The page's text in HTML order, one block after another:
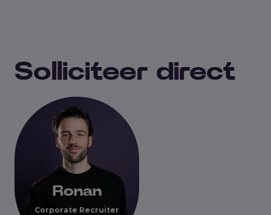
Solliciteer direct
Ronan
Corporate Recruiter